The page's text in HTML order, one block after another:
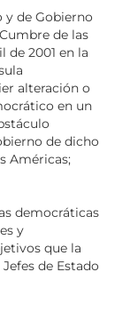
y de Gobierno
de las
de 2001 en la
alteración o
en un
de dicho
Américas;
democráticas
y
que la
de Estado